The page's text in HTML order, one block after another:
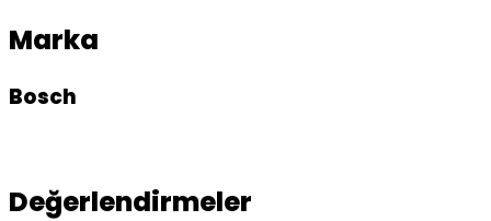
Marka
Bosch
Değerlendirmeler